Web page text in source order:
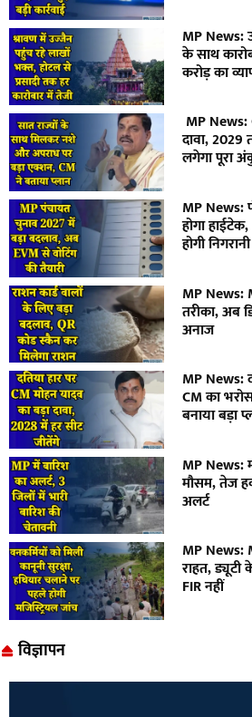
MP News:
के साथ
करोड़ का
MP News:
दावा,
लगेगा पूरा
MP
होगा
होगी निगरानी
MP News:
तरीका, अब
अनाज
MP News:
CM का
बनाया बड़ा
MP News:
मौसम, तेज
अलर्ट
MP News:
राहत, ड्यूटी
FIR नहीं
विज्ञापन